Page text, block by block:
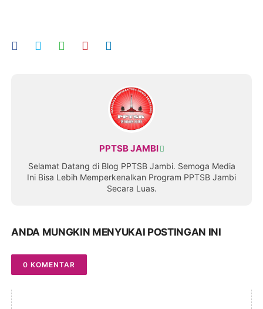
PPTSB JAMBI
Selamat Datang di Blog PPTSB Jambi. Semoga Media
Ini Bisa Lebih Memperkenalkan Program PPTSB Jambi
Secara Luas.
ANDA MUNGKIN MENYUKAI POSTINGAN INI
0 KOMENTAR